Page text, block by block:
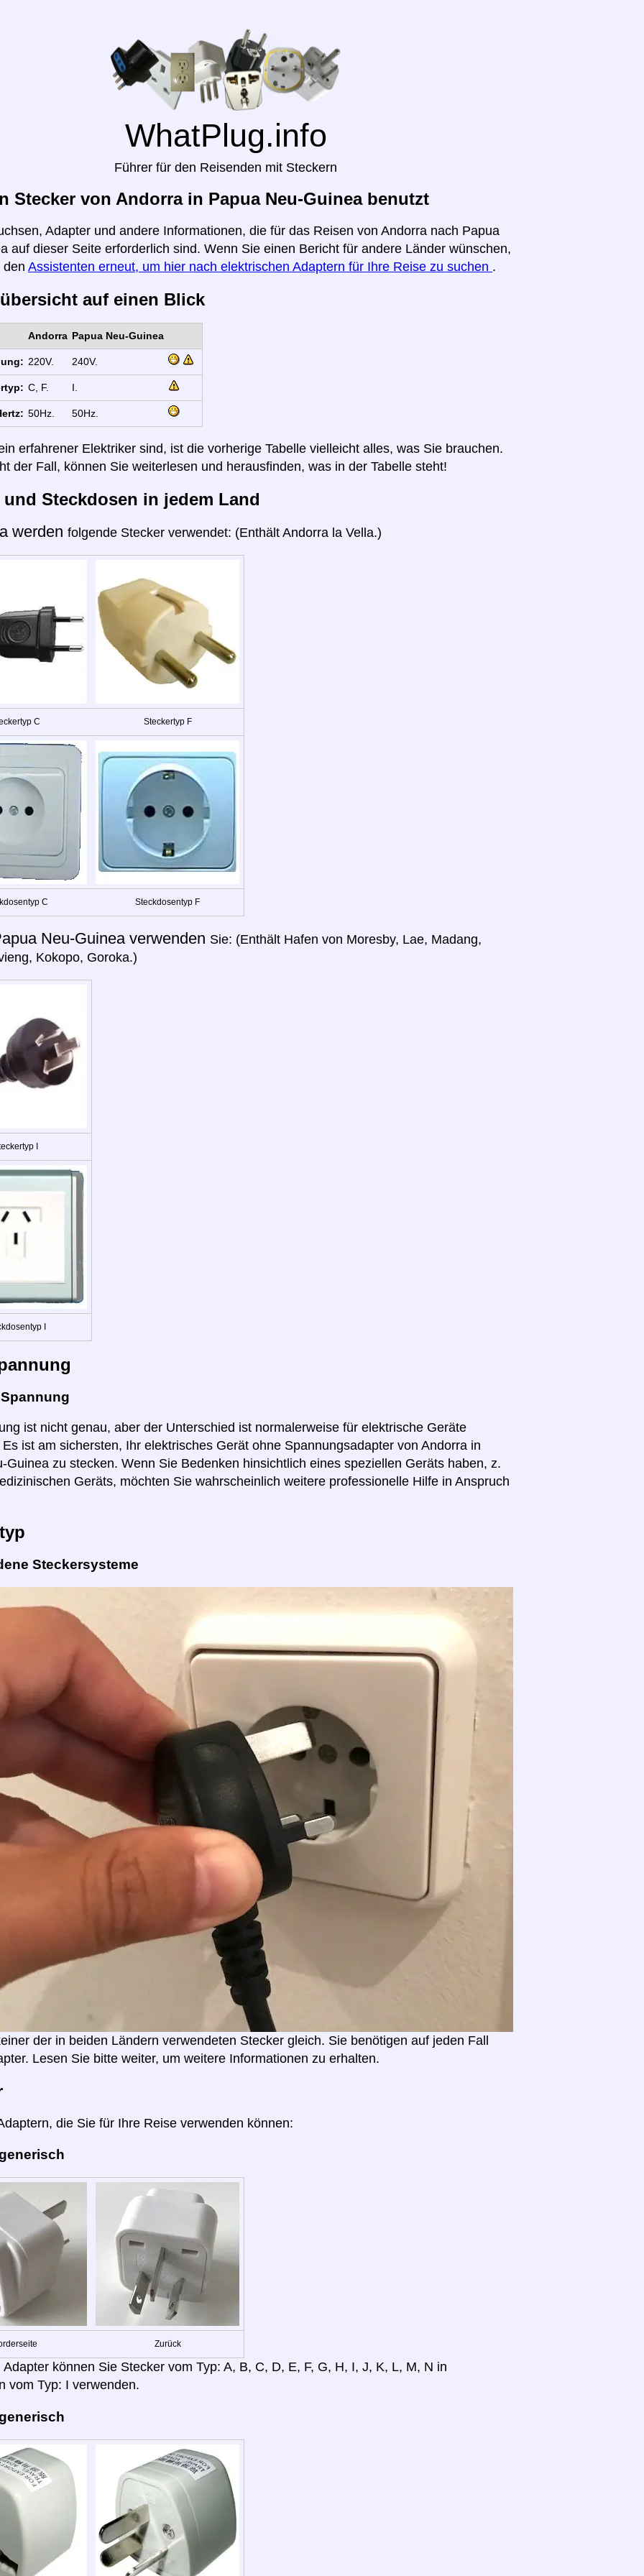
WhatPlug.info
Führer für den Reisenden mit Steckern
Stecker von Andorra in Papua Neu-Guinea benutzt
Adapter und andere Informationen, die für das Reisen von Andorra nach Papua
auf dieser Seite erforderlich sind. Wenn Sie einen Bericht für andere Länder wünschen,
den Assistenten erneut, um hier nach elektrischen Adaptern für Ihre Reise zu suchen .
auf einen Blick
Andorra Papua Neu-Guinea
220V. 240V.
C, F. I.
50Hz. 50Hz.
erfahrener Elektriker sind, ist die vorherige Tabelle vielleicht alles, was Sie brauchen.
der Fall, können Sie weiterlesen und herausfinden, was in der Tabelle steht!
und Steckdosen in jedem Land
werden folgende Stecker verwendet: (Enthält Andorra la Vella.)
C Steckertyp F
C Steckdosentyp F
Neu-Guinea verwenden Sie: (Enthält Hafen von Moresby, Lae, Madang,
Kokopo, Goroka.)
I
I
ist nicht genau, aber der Unterschied ist normalerweise für elektrische Geräte
ist am sichersten, Ihr elektrisches Gerät ohne Spannungsadapter von Andorra in
Guinea zu stecken. Wenn Sie Bedenken hinsichtlich eines speziellen Geräts haben, z.
Geräts, möchten Sie wahrscheinlich weitere professionelle Hilfe in Anspruch
Steckersysteme
der in beiden Ländern verwendeten Stecker gleich. Sie benötigen auf jeden Fall
Lesen Sie bitte weiter, um weitere Informationen zu erhalten.
die Sie für Ihre Reise verwenden können:
Zurück
können Sie Stecker vom Typ: A, B, C, D, E, F, G, H, I, J, K, L, M, N in
vom Typ: I verwenden.